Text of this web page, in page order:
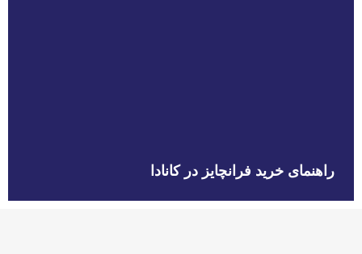
راهنمای خرید فرانچایز در کانادا